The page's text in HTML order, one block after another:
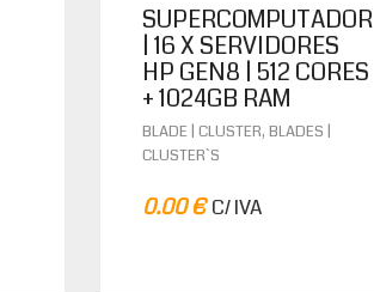
SUPERCOMPUTADOR
| 16 X SERVIDORES
HP GEN8 | 512 CORES
+ 1024GB RAM
BLADE | CLUSTER, BLADES |
CLUSTER`S
0.00€ C/ IVA